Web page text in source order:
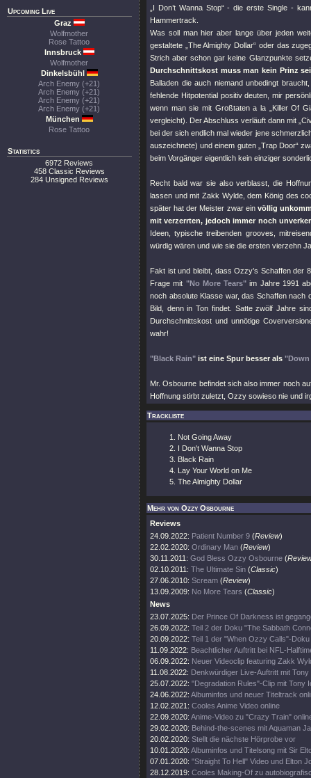
Upcoming Live
Graz
Wolfmother
Rose Tattoo
Innsbruck
Wolfmother
Dinkelsbühl
Arch Enemy (+21)
Arch Enemy (+21)
Arch Enemy (+21)
Arch Enemy (+21)
München
Rose Tattoo
Statistics
6972 Reviews
458 Classic Reviews
284 Unsigned Reviews
„I Don’t Wanna Stop“ - die erste Single -
Hammertrack.
Was soll man hier aber lange über jeden
gestaltete „The Almighty Dollar“ oder das
Strich aber schon gar keine Glanzpunkte
Durchschnittskost muss man kein Prinz
Balladen die auch niemand unbedingt
fehlende Hitpotential positiv deuten, mir
wenn man sie mit Großtaten a la „Killer Of
vergleicht). Der Abschluss verläuft dann mit
bei der sich endlich mal wieder jene
auszeichnete) und einem guten „Trap Door“
beim Vorgänger eigentlich kein einziger
Recht bald war sie also verblasst, die
lassen und mit Zakk Wylde, dem König des
später hat der Meister zwar ein völlig
mit verzerrten, jedoch immer noch
Ideen, typische treibenden grooves,
würdig wären und wie sie die ersten vierzehn
Fakt ist und bleibt, dass Ozzy’s Schaffen der
Frage mit "No More Tears" im Jahre 1991
noch absolute Klasse war, das Schaffen nach
Bild, denn in Ton findet. Satte zwölf Jahre
Durchschnittskost und unnötige
wahr!
"Black Rain" ist eine Spur besser als "Down
Mr. Osbourne befindet sich also immer noch
Hoffnung stirbt zuletzt, Ozzy sowieso nie und
Trackliste
Not Going Away
I Don't Wanna Stop
Black Rain
Lay Your World on Me
The Almighty Dollar
Mehr von Ozzy Osbourne
Reviews
24.09.2022: Patient Number 9 (Review)
22.02.2020: Ordinary Man (Review)
30.11.2011: God Bless Ozzy Osbourne (
02.10.2011: The Ultimate Sin (Classic)
27.06.2010: Scream (Review)
13.09.2009: No More Tears (Classic)
News
23.07.2025: Der Prince Of Darkness ist
26.09.2022: Teil 2 der Doku "The Sabbath
20.09.2022: Teil 1 der "When Ozzy Calls"-Doku
11.09.2022: Beachtlicher Auftritt bei NFL-
06.09.2022: Neuer Videoclip featuring Zakk
11.08.2022: Denkwürdiger Live-Auftritt mit Tony
25.07.2022: "Degradation Rules"-Clip mit Tony
24.06.2022: Albuminfos und neuer Titeltrack
12.02.2021: Cooles Anime Video online
22.09.2020: Anime-Video zu "Crazy Train"
29.02.2020: Behind-the-scenes mit Aquaman
20.02.2020: Stellt die nächste Hörprobe vor
10.01.2020: Albuminfos und Titelsong mit Sir
07.01.2020: "Straight To Hell" Video und Elton
28.12.2019: Cooles Making-Of zu